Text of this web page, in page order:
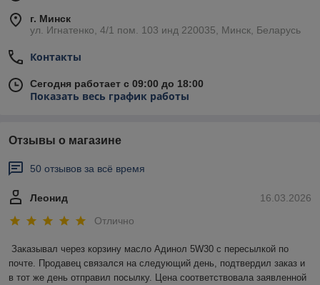
г. Минск
ул. Игнатенко, 4/1 пом. 103 инд 220035, Минск, Беларусь
Контакты
Сегодня работает с 09:00 до 18:00
Показать весь график работы
Отзывы о магазине
50 отзывов за всё время
16.03.2026
Леонид
Отлично
Заказывал через корзину масло Адинол 5W30 с пересылкой по
почте. Продавец связался на следующий день, подтвердил заказ и
в тот же день отправил посылку. Цена соответствовала заявленной